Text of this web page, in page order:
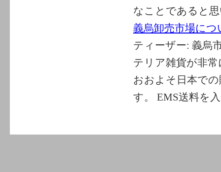
なことであると
義烏卸売市場につ
ティーザー: 義烏
テリア雑貨が非
おおよそ日本で
す。 EMS送料を